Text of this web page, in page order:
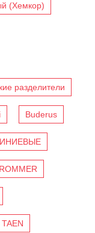
(Хемкор)
разделители
Buderus
ROMMER